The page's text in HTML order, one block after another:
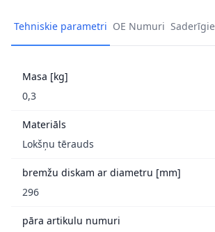
Tehniskie parametri OE Numuri
Masa [kg]
0,3
Materiāls
Lokšņu tērauds
bremžu diskam ar diametru [mm]
296
pāra artikulu numuri